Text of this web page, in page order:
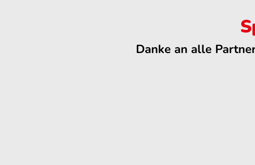
Danke an alle